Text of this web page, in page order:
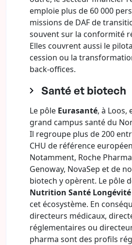
emploie plus de 60 000
missions de DAF de
souvent sur la conformité
Elles couvrent aussi le
cession ou la
back-offices.
Santé et biotech
Le pôle Eurasanté, à Loos,
grand campus santé du
Il regroupe plus de 200
CHU de référence
Notamment, Roche
Genoway, NovaSep et de
biotech y opèrent. Le pôle
Nutrition Santé Longévité
cet écosystème. En
directeurs médicaux,
réglementaires ou
pharma sont des profils